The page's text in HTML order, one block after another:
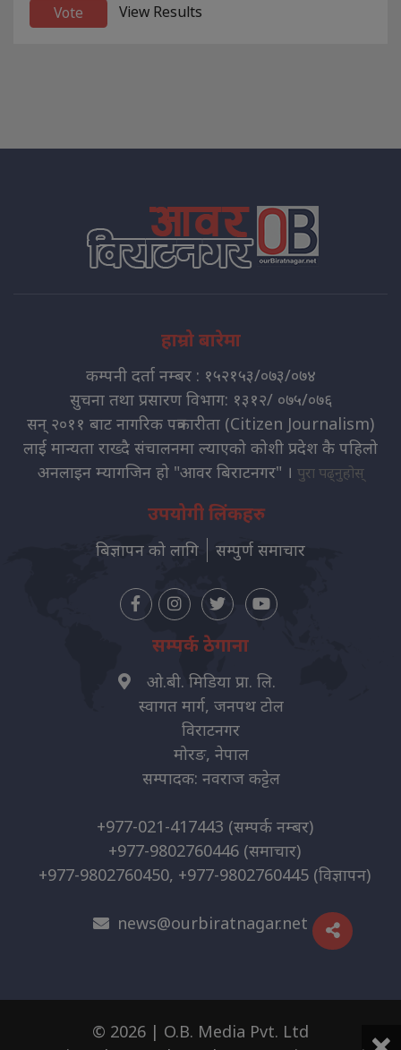
View Results
हाम्रो बारेमा
कम्पनी दर्ता नम्बर : १५२१५३/०७३/०७४
सुचना तथा प्रसारण विभाग: १३१२/ ०७५/०७६
सन् २०११ बाट नागरिक पत्रकारीता (Citizen Journalism)
लाई मान्यता राख्दै संचालनमा ल्याएको कोशी प्रदेश कै पहिलो
अनलाइन म्यागजिन हो "आवर बिराटनगर" । पुरा पढ्नुहोस्
उपयोगी लिंकहरु
बिज्ञापन को लागि सम्पुर्ण समाचार
सम्पर्क ठेगाना
ओ.बी. मिडिया प्रा. लि.
स्वागत मार्ग, जनपथ टोल
विराटनगर
मोरङ, नेपाल
सम्पादक: नवराज कट्टेल
+977-021-417443 (सम्पर्क नम्बर)
+977-9802760446 (समाचार)
+977-9802760450, +977-9802760445 (विज्ञापन)
news@ourbiratnagar.net
© 2026 | O.B. Media Pvt. Ltd